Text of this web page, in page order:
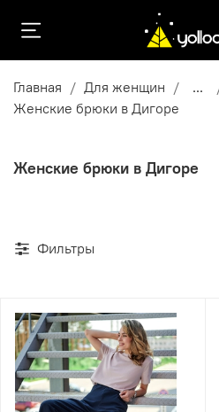
Главная Для женщин
...
Женские брюки в Дигоре
Женские брюки в Дигоре
Фильтры